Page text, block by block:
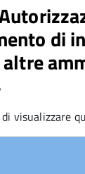
di
visualizzare